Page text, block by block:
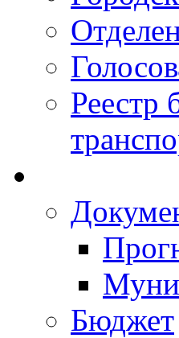
Реестр
Бюджет